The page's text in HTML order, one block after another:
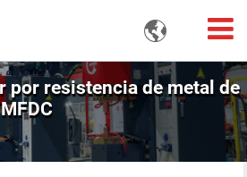

por resistencia de metal de